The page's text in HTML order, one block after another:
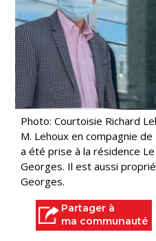
Photo: Courtoisie Richard
M. Lehoux en compagnie
a été prise à la résidence
Georges. Il est aussi
Georges.
Partager à
ma communauté